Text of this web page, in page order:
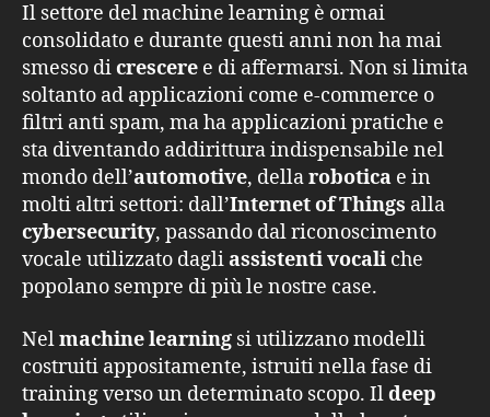
Il settore del machine learning è ormai
consolidato e durante questi anni non ha mai
smesso dicrescere e di affermarsi. Non si limita
soltanto ad applicazioni come e-commerce o
filtri anti spam, ma ha applicazioni pratiche e
sta diventando addirittura indispensabile nel
mondo dell’automotive, dellarobotica e in
molti altri settori: dall’Internet of Things alla
cybersecurity, passando dal riconoscimento
vocale utilizzato dagliassistenti vocali che
popolano sempre di più le nostre case.
Nelmachine learning si utilizzano modelli
costruiti appositamente, istruiti nella fase di
training verso un determinato scopo. Ildeep